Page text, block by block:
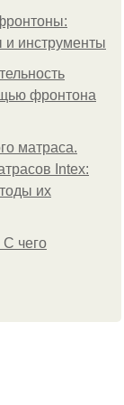
инструменты
фронтона
матраса.
Intex:
их
чего